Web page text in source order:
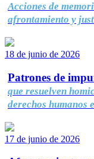
Acciones de
afrontamiento y
18 de junio de 2026
Patrones de
que resuelven
derechos humanos
17 de junio de 2026